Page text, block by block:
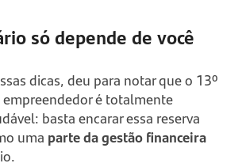
só depende de você
dicas, deu para notar que o 13º
é totalmente
basta encarar essa reserva
uma parte da gestão financeira